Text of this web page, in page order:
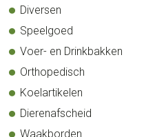
Diversen
Speelgoed
Voer- en Drinkbakken
Orthopedisch
Koelartikelen
Dierenafscheid
Waakborden